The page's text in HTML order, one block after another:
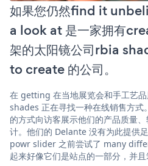
如果您仍然find it
a look at 是一家拥有
架的太阳镜公司rbia
to create 的公司。
在 getting 在当地展览会和手工艺
shades 正在寻找一种在线销售方
的方式向访客展示他们的产品质量
计。他们的 Delante 没有为此提供
powr slider 之前尝试了 many
起来好像它们是站点的一部分，并且